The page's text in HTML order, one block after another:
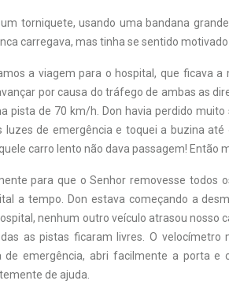
torniquete, usando uma bandana
carregava, mas tinha se sentido
a viagem para o hospital, que ficava
por causa do tráfego de ambas as
pista de 70 km/h. Don havia perdido
luzes de emergência e toquei a buzina
carro lento não dava passagem! Então
para que o Senhor removesse todos
a tempo. Don estava começando a
nenhum outro veículo atrasou nosso
as pistas ficaram livres. O velocímetro
de emergência, abri facilmente a porta e
de ajuda.